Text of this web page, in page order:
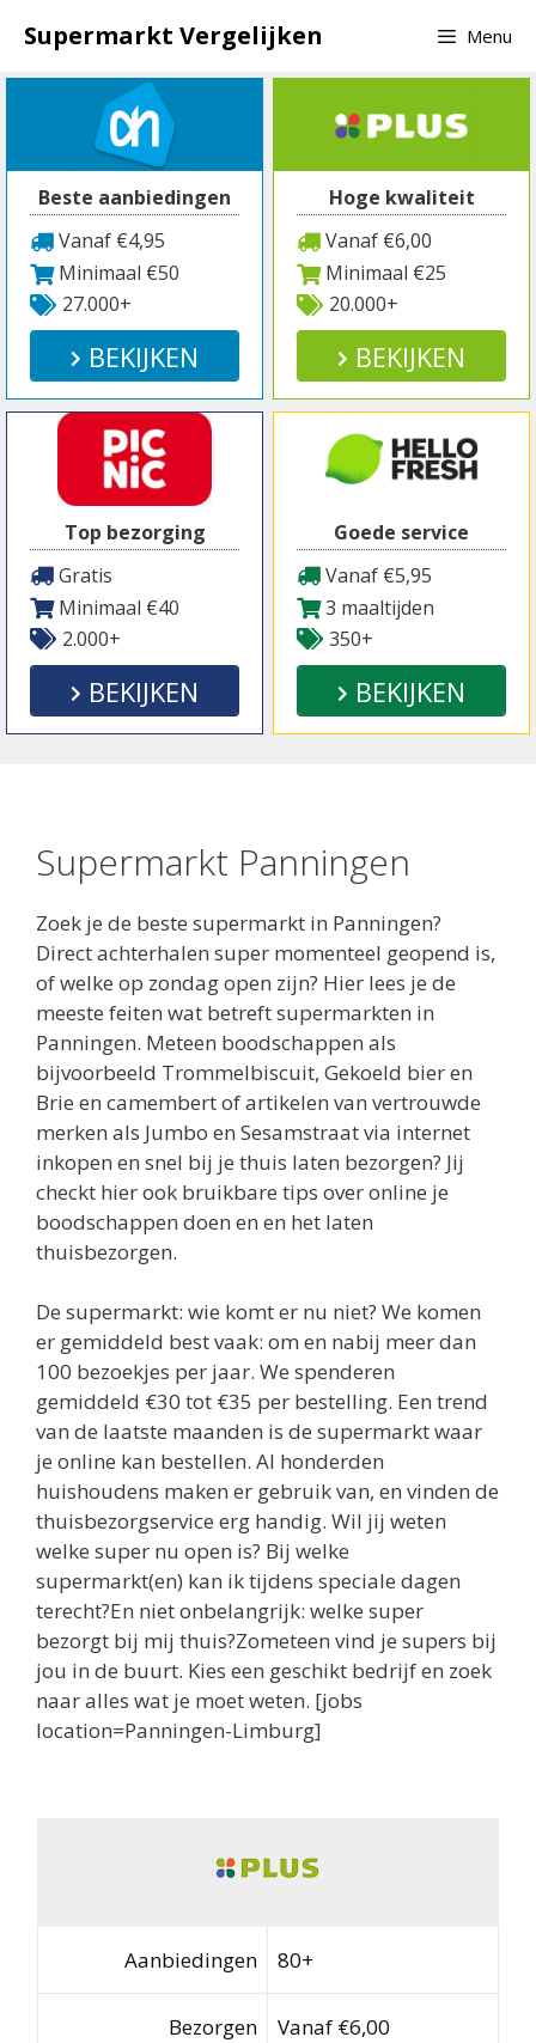
naar
inhoud
Supermarkt Vergelijken Menu
Beste aanbiedingen
Vanaf €4,95
Minimaal €50
27.000+
BEKIJKEN
Hoge kwaliteit
Vanaf €6,00
Minimaal €25
20.000+
BEKIJKEN
Top bezorging
Gratis
Minimaal €40
2.000+
BEKIJKEN
Goede service
Vanaf €5,95
3 maaltijden
350+
BEKIJKEN
Supermarkt Panningen
Zoek je de beste supermarkt in Panningen?
Direct achterhalen super momenteel geopend is,
of welke op zondag open zijn? Hier lees je de
meeste feiten wat betreft supermarkten in
Panningen. Meteen boodschappen als
bijvoorbeeld Trommelbiscuit, Gekoeld bier en
Brie en camembert of artikelen van vertrouwde
merken als Jumbo en Sesamstraat via internet
inkopen en snel bij je thuis laten bezorgen? Jij
checkt hier ook bruikbare tips over online je
boodschappen doen en en het laten
thuisbezorgen.
De supermarkt: wie komt er nu niet? We komen
er gemiddeld best vaak: om en nabij meer dan
100 bezoekjes per jaar. We spenderen
gemiddeld €30 tot €35 per bestelling. Een trend
van de laatste maanden is de supermarkt waar
je online kan bestellen. Al honderden
huishoudens maken er gebruik van, en vinden de
thuisbezorgservice erg handig. Wil jij weten
welke super nu open is? Bij welke
supermarkt(en) kan ik tijdens speciale dagen
terecht?En niet onbelangrijk: welke super
bezorgt bij mij thuis?Zometeen vind je supers bij
jou in de buurt. Kies een geschikt bedrijf en zoek
naar alles wat je moet weten. [jobs
location=Panningen-Limburg]
Aanbiedingen 80+
Bezorgen Vanaf €6,00